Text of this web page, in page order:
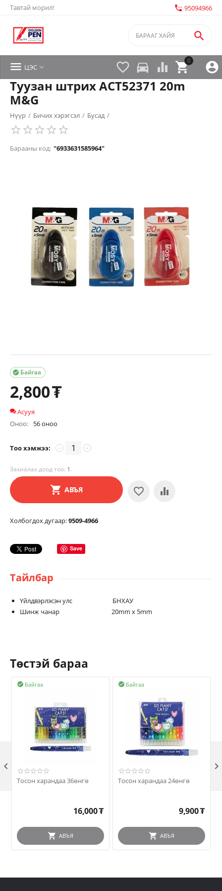
Тавтай морил! settings_phone 95094966


0

 directions_car 
 ЦЭС 
Туузан штрих ACT52371 20m
M&G
Нүүр / Бичих хэрэгсэл / Бусад /
Барааны код: "6933631585964"
Байгаа

2,800₮
Асууя
Оноо:
56 оноо
Тоо хэмжээ: +
−
Захиалах доод тоо: 1.
АВЪЯ
Холбогдох дугаар:9509-4966
Save
Тайлбар
Үйлдвэрлэсэн улс БНХАУ
Шинж чанар 20mm x 5mm
Төстэй бараа
Байгаа

Тосон харандаа 36өнгө
16,000₮
АВЪЯ
Байгаа

Тосон харандаа 24өнгө
9,900₮
АВЪЯ
 